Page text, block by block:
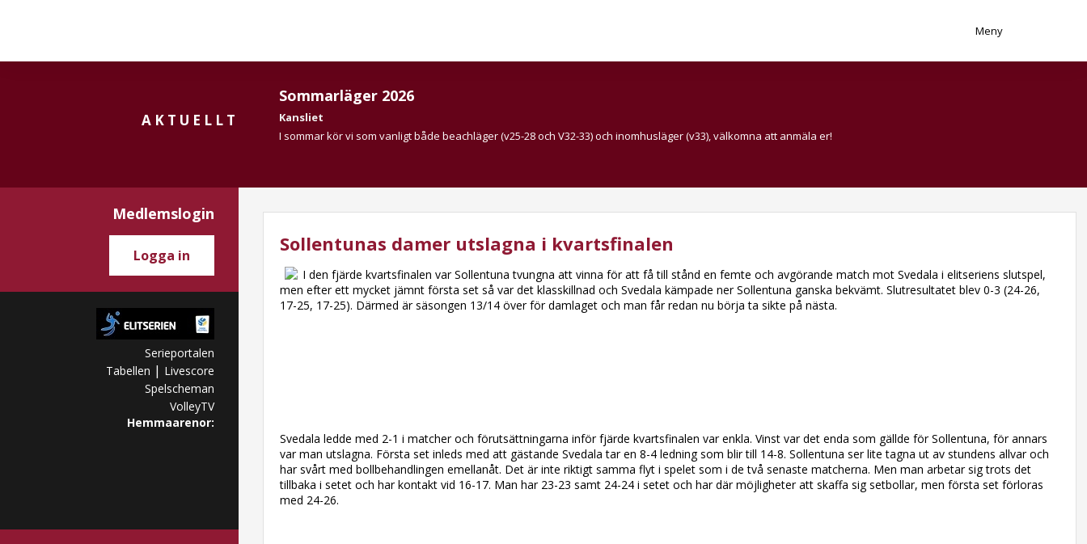
Meny
AKTUELLT
Sommarläger 2026
Kansliet
I sommar kör vi som vanligt både beachläger (v25-28 och V32-33) och inomhusläger (v33), välkomna att anmäla er!
Medlemslogin
Logga in
Serieportalen
Tabellen | Livescore
Spelscheman
VolleyTV
Hemmaarenor:
Sollentunas damer utslagna i kvartsfinalen
I den fjärde kvartsfinalen var Sollentuna tvungna att vinna för att få till stånd en femte och avgörande match mot Svedala i elitseriens slutspel,
men efter ett mycket jämnt första set så var det klasskillnad och Svedala kämpade ner Sollentuna ganska bekvämt. Slutresultatet blev 0-3 (24-26,
17-25, 17-25). Därmed är säsongen 13/14 över för damlaget och man får redan nu börja ta sikte på nästa.
Svedala ledde med 2-1 i matcher och förutsättningarna inför fjärde kvartsfinalen var enkla. Vinst var det enda som gällde för Sollentuna, för annars
var man utslagna. Första set inleds med att gästande Svedala tar en 8-4 ledning som blir till 14-8. Sollentuna ser lite tagna ut av stundens allvar och
har svårt med bollbehandlingen emellanåt. Det är inte riktigt samma flyt i spelet som i de två senaste matcherna. Men man arbetar sig trots det
tillbaka i setet och har kontakt vid 16-17. Man har 23-23 samt 24-24 i setet och har där möjligheter att skaffa sig setbollar, men första set förloras
med 24-26.